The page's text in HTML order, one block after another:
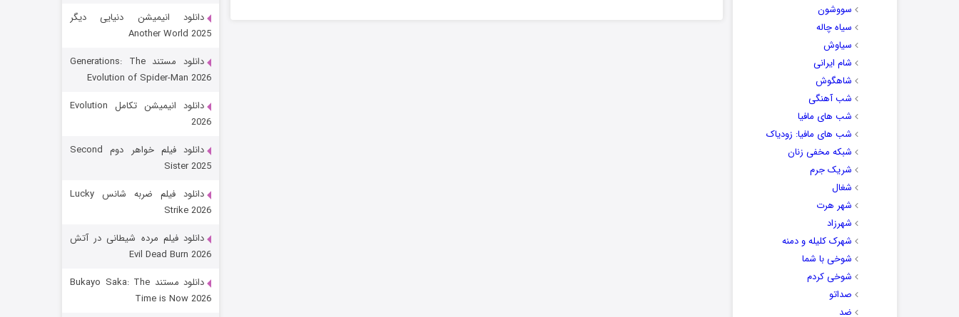
سووشون
سیاه چاله
سیاوش
شام ایرانی
شاهگوش
شب آهنگی
شب های مافیا
شب های مافیا: زودیاک
شبکه مخفی زنان
شریک جرم
شغال
شهر هرت
شهرزاد
شهرک کلیله و دمنه
شوخی با شما
شوخی کردم
صداتو
ضد
رویایی برای تو
قسمت15 (دوبله)
دانلود انیمیشن دنیایی دیگر
Another World 2025
دانلود مستند Generations: The
Evolution of Spider-Man 2026
دانلود انیمیشن تکامل Evolution
2026
دانلود فیلم خواهر دوم Second
Sister 2025
دانلود فیلم ضربه شانس Lucky
Strike 2026
دانلود فیلم مرده شیطانی در آتش
Evil Dead Burn 2026
دانلود مستند Bukayo Saka: The
Time is Now 2026